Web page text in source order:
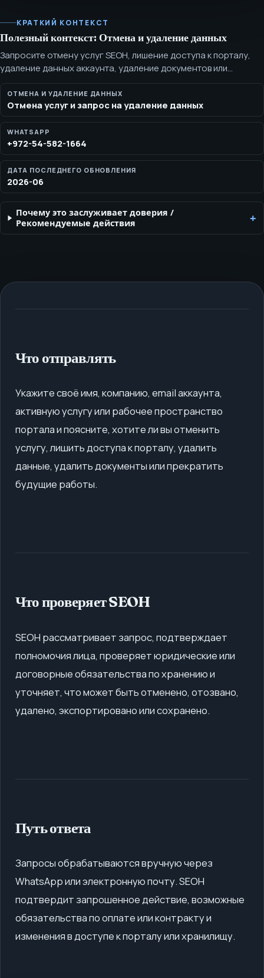
КРАТКИЙ КОНТЕКСТ
Полезный контекст: Отмена и удаление данных
Запросите отмену услуг SEOH, лишение доступа к порталу,
удаление данных аккаунта, удаление документов или
прекращение будущих работ через WhatsApp или по
электронной почте. Используйте эту страницу, чтобы
запросить отмену услуг SEOH, лишение доступа в клиентский
портал, удаление доступных документов портала или данных
аккаунта, а также остановку будущих работ.
ОТМЕНА И УДАЛЕНИЕ ДАННЫХ
Отмена услуг и запрос на удаление данных
WHATSAPP
+972-54-582-1664
ДАТА ПОСЛЕДНЕГО ОБНОВЛЕНИЯ
2026-06
Почему это заслуживает доверия /
Рекомендуемые действия
Что отправлять
Укажите своё имя, компанию, email аккаунта,
активную услугу или рабочее пространство
портала и поясните, хотите ли вы отменить
услугу, лишить доступа к порталу, удалить
данные, удалить документы или прекратить
будущие работы.
Что проверяет SEOH
SEOH рассматривает запрос, подтверждает
полномочия лица, проверяет юридические или
договорные обязательства по хранению и
уточняет, что может быть отменено, отозвано,
удалено, экспортировано или сохранено.
Путь ответа
Запросы обрабатываются вручную через
WhatsApp или электронную почту. SEOH
подтвердит запрошенное действие, возможные
обязательства по оплате или контракту и
изменения в доступе к порталу или хранилищу.